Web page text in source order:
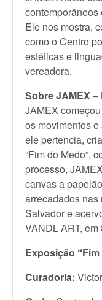
contemporâneos
Ele nos mostra,
como o Centro
estéticas e
vereadora.
Sobre JAMEX–
JAMEX
os movimentos
ele pertencia,
“Fim do Medo”,
processo,
canvas a
arrecadados nas
Salvador e
VANDL ART, em
Exposição
Curadoria: